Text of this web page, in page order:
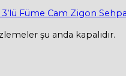
Füme Cam Zigon
şu anda kapalıdır.